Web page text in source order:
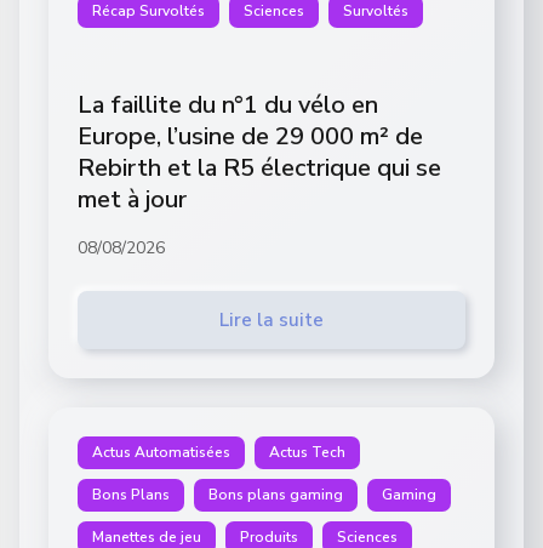
Récap Survoltés Sciences Survoltés
La faillite du n°1 du vélo en
Europe, l’usine de 29 000 m² de
Rebirth et la R5 électrique qui se
met à jour
08/08/2026
Lire la suite
Actus Automatisées Actus Tech
Bons Plans Bons plans gaming Gaming
Manettes de jeu Produits Sciences